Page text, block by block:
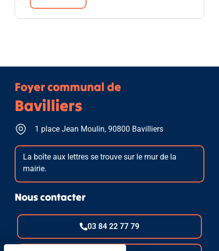
Foyer communal de
Bavilliers
1 place Jean Moulin, 90800 Bavilliers
La boîte aux lettres se trouve sur le mur de la
mairie.
Nous contacter
03 84 22 77 79